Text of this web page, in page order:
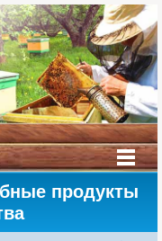
продукты